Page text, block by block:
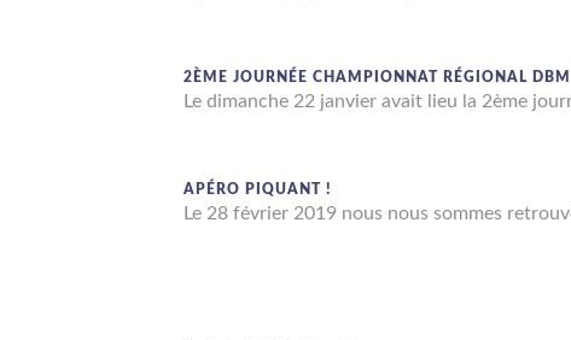
2ÈME JOURNÉE CHAMPIONNAT RÉGIONAL
Le dimanche 22 janvier avait lieu la 2ème
APÉRO PIQUANT !
Le 28 février 2019 nous nous sommes